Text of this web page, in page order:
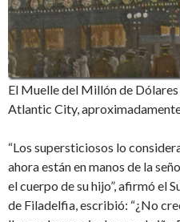
El Muelle del Millón de
Atlantic City,
“Los supersticiosos lo
ahora están en manos de la
el cuerpo de su hijo”, afirmó el
de Filadelfia, escribió: “¿No